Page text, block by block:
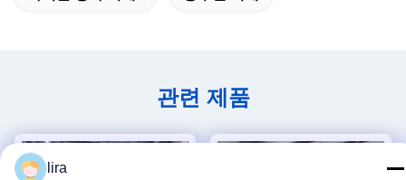
관련 제품
lira